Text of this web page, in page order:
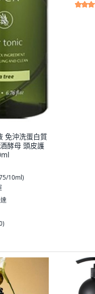
免沖洗蛋白質
酵母 頭皮護
10ml)
)